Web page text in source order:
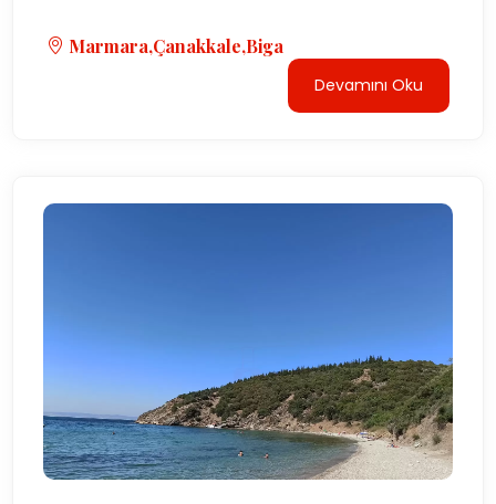
Marmara,Çanakkale,Biga
Devamını Oku